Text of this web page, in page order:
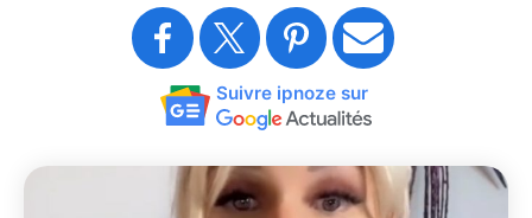
Suivre ipnoze sur